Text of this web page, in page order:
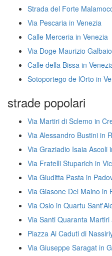
Strada del Forte
Via Pescaria in Venezia
Calle Merceria in Venezia
Via Doge Maurizio
Calle della Bissa in
Sotoportego de lOrto in
strade popolari
Via Martiri di Sclemo in
Via Alessandro Bustini in
Via Graziadio Isaia Ascoli
Via Fratelli Stuparich in
Via Giuditta Pasta in
Via Giasone Del Maino in
Via Oslo in Quartu
Via Santi Quaranta
Piazza Ai Caduti di
Via Giuseppe Saragat in